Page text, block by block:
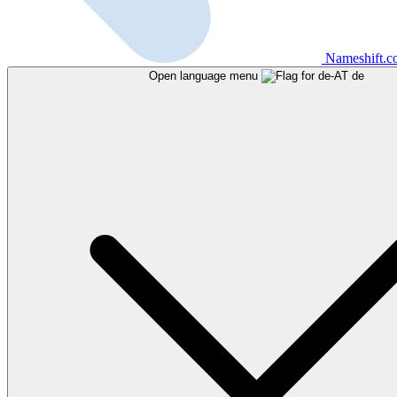
Open language menu de